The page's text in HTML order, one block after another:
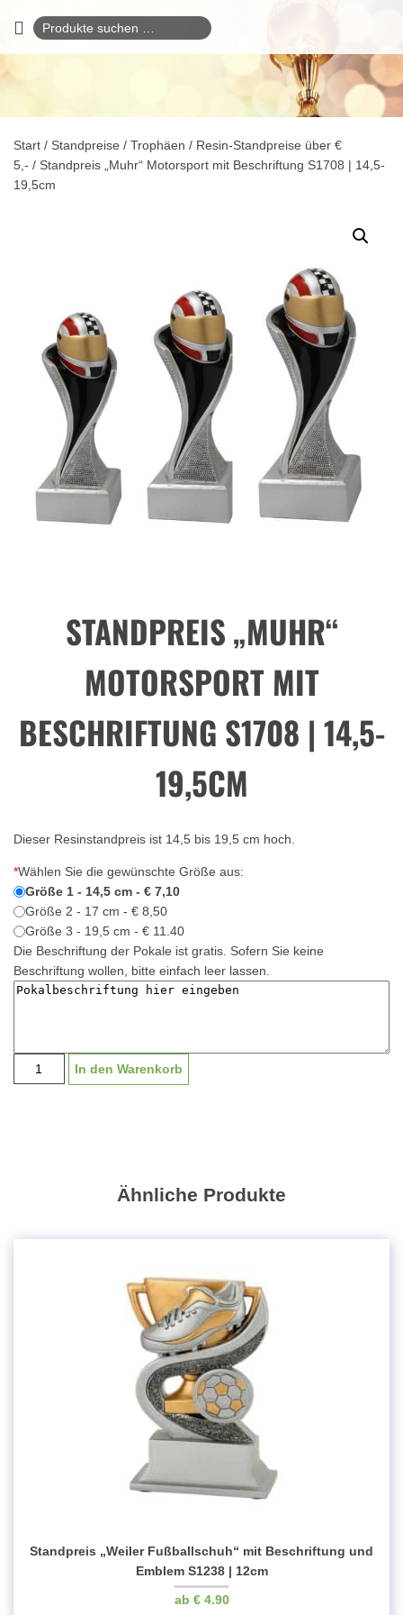
Suchen
nach:
Start / Standpreise / Trophäen / Resin-Standpreise über €
5,- / Standpreis „Muhr“ Motorsport mit Beschriftung S1708 | 14,5-
19,5cm
STANDPREIS „MUHR“
MOTORSPORT MIT
BESCHRIFTUNG S1708 | 14,5-
19,5CM
Dieser Resinstandpreis ist 14,5 bis 19,5 cm hoch.
*Wählen Sie die gewünschte Größe aus:
Größe 1 - 14,5 cm - € 7,10
Größe 2 - 17 cm - € 8,50
Größe 3 - 19,5 cm - € 11.40
Die Beschriftung der Pokale ist gratis. Sofern Sie keine
Beschriftung wollen, bitte einfach leer lassen.
Standpreis
"Muhr"
Menge
In den Warenkorb
Ähnliche Produkte
Standpreis „Weiler Fußballschuh“ mit Beschriftung und
Emblem S1238 | 12cm
€4.90